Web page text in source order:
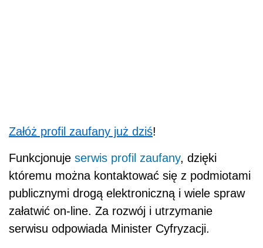
Załóż profil zaufany już dziś!
Funkcjonuje serwis profil zaufany, dzięki
któremu można kontaktować się z podmiotami
publicznymi drogą elektroniczną i wiele spraw
załatwić on-line. Za rozwój i utrzymanie
serwisu odpowiada Minister Cyfryzacji.